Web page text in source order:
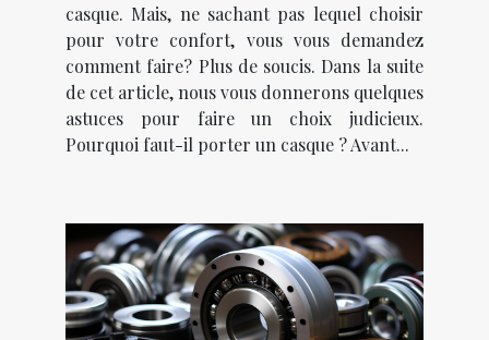
casque. Mais, ne sachant pas lequel choisir
pour votre confort, vous vous demandez
comment faire? Plus de soucis. Dans la suite
de cet article, nous vous donnerons quelques
astuces pour faire un choix judicieux.
Pourquoi faut-il porter un casque ? Avant...